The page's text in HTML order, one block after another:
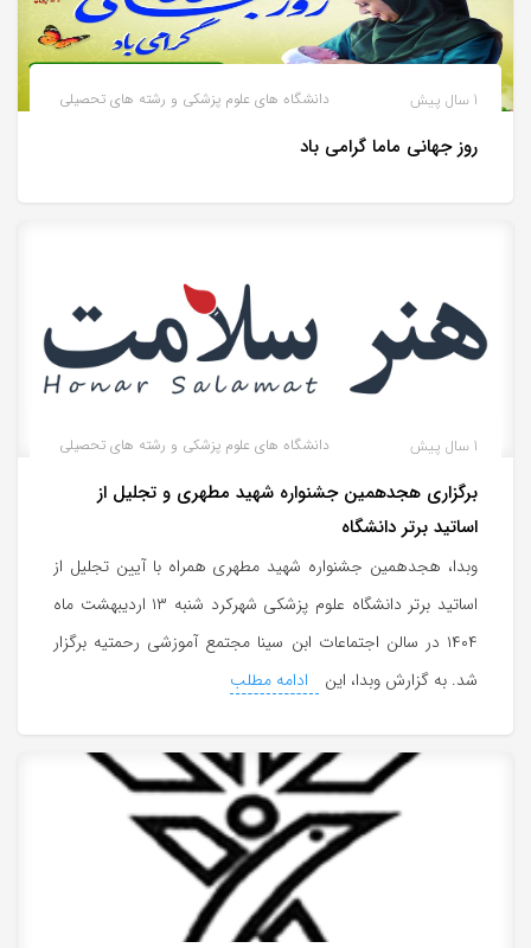
دانشگاه های علوم پزشکی و رشته های تحصیلی 1 سال پیش
روز جهانی ماما گرامی باد
دانشگاه های علوم پزشکی و رشته های تحصیلی 1 سال پیش
برگزاری هجدهمین جشنواره شهید مطهری و تجلیل از
اساتید برتر دانشگاه
وبدا، هجدهمین جشنواره شهید مطهری همراه با آیین تجلیل از
اساتید برتر دانشگاه علوم پزشکی شهرکرد شنبه ۱۳ اردیبهشت ماه
۱۴۰۴ در سالن اجتماعات ابن سینا مجتمع آموزشی رحمتیه برگزار
شد. به گزارش وبدا، این
ادامه مطلب